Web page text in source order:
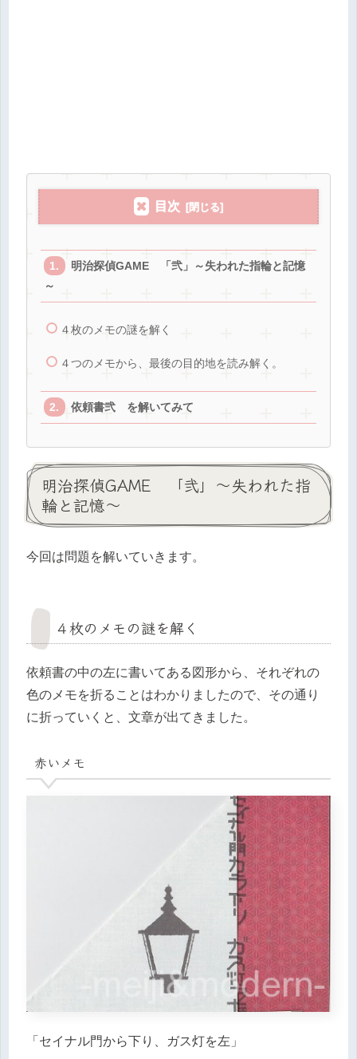
目次
明治探偵GAME 「弐」～失われた指輪と記憶
～
４枚のメモの謎を解く
４つのメモから、最後の目的地を読み解く。
依頼書弐 を解いてみて
明治探偵GAME 「弐」～失われた指
輪と記憶～
今回は問題を解いていきます。
４枚のメモの謎を解く
依頼書の中の左に書いてある図形から、それぞれの
色のメモを折ることはわかりましたので、その通り
に折っていくと、文章が出てきました。
赤いメモ
「セイナル門から下り、ガス灯を左」